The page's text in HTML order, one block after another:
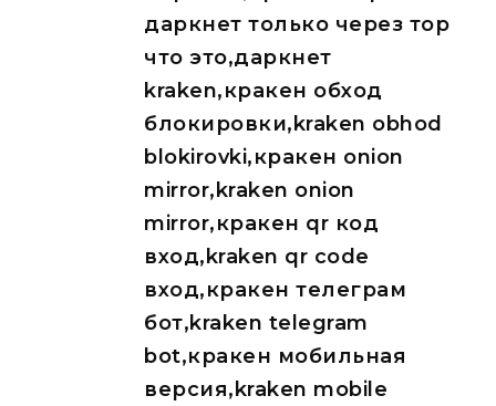
даркнет только через тор
что это,даркнет
kraken,кракен обход
блокировки,kraken obhod
blokirovki,кракен onion
mirror,kraken onion
mirror,кракен qr код
вход,kraken qr code
вход,кракен телеграм
бот,kraken telegram
bot,кракен мобильная
версия,kraken mobile